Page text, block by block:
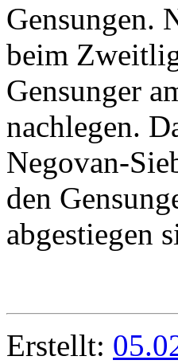
Gensungen.
beim
Gensunger
nachlegen.
Negovan-
den
abgestiegen
Erstellt: